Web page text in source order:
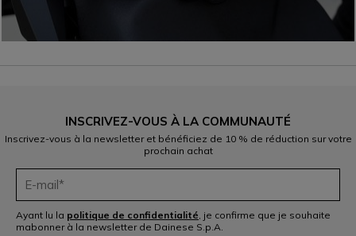
INSCRIVEZ-VOUS À LA COMMUNAUTÉ
Inscrivez-vous à la newsletter et bénéficiez de 10 % de réduction sur votre
prochain achat
Ayant lu la politique de confidentialité, je confirme que je souhaite
mabonner à la newsletter de Dainese S.p.A.